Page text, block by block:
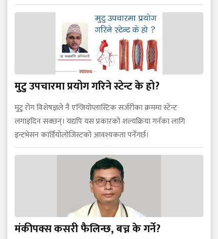
मुटु उपचारमा प्रयोग गरिने स्टेन्ट के हो?
मुटु रोग विशेषज्ञले नै एन्जियोप्लास्टिक सर्जरीका क्रममा स्टेन्ट
लगाइदिन सक्छन्। यद्यपि यस प्रकारको शल्यक्रिया गर्नका लागि
इन्टभेसन कार्डियोलोजिस्टको आवश्यकता पर्नेगर्छ।
मंकीपक्स कसरी फैलिन्छ, बच्न के गर्ने?